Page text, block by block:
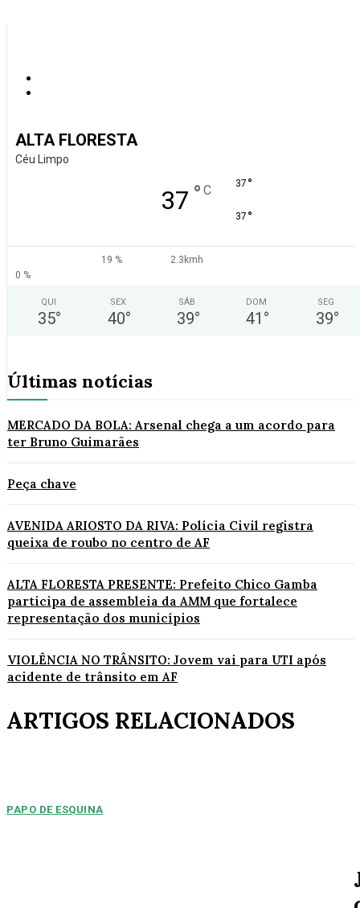
ALTA FLORESTA
Céu Limpo
37 ° C 37 °
37 °
19 %
2.3kmh
0 %
QUI
35°
SEX
40°
SÁB
39°
DOM
41 °
SEG
39°
Últimas notícias
MERCADO DA BOLA: Arsenal chega a um acordo para
ter Bruno Guimarães
Peça chave
AVENIDA ARIOSTO DA RIVA: Polícia Civil registra
queixa de roubo no centro de AF
ALTA FLORESTA PRESENTE: Prefeito Chico Gamba
participa de assembleia da AMM que fortalece
representação dos municípios
VIOLÊNCIA NO TRÂNSITO: Jovem vai para UTI após
acidente de trânsito em AF
ARTIGOS RELACIONADOS
PAPO DE ESQUINA